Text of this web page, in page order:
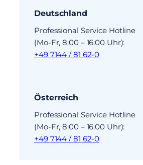
Deutschland
Professional Service Hotline
(Mo-Fr, 8:00 – 16:00 Uhr):
+49 7144 / 81 62-0
Österreich
Professional Service Hotline
(Mo-Fr, 8:00 – 16:00 Uhr):
+49 7144 / 81 62-0